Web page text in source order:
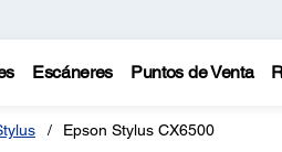
Escáneres Puntos de Venta
Epson Stylus CX6500